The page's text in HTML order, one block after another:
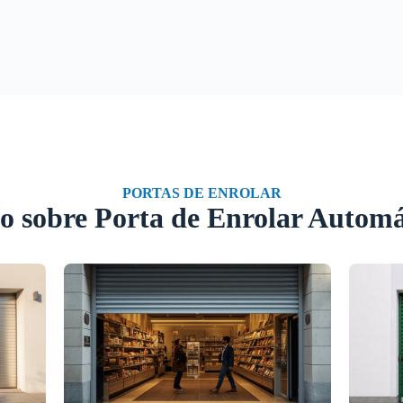
PORTAS DE ENROLAR
sobre Porta de Enrolar